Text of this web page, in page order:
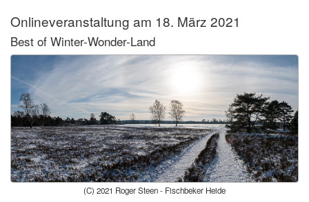
Onlineveranstaltung am 18. März 2021
Best of Winter-Wonder-Land
(C) 2021 Roger Steen - Fischbeker Heide